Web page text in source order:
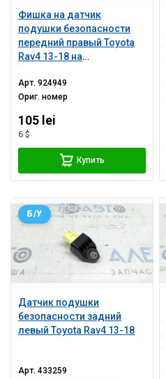
Фишка на датчик
подушки безопасности
передний правый Toyota
Rav4 13-18 на
Арт.924949
Ориг. номер
105 lei
6 $
Купить
Датчик подушки
безопасности задний
левый Toyota Rav4 13-18
Б/У
Арт.433259